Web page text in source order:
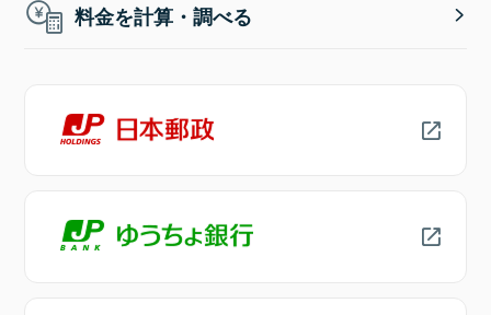
料金を計算・調べる